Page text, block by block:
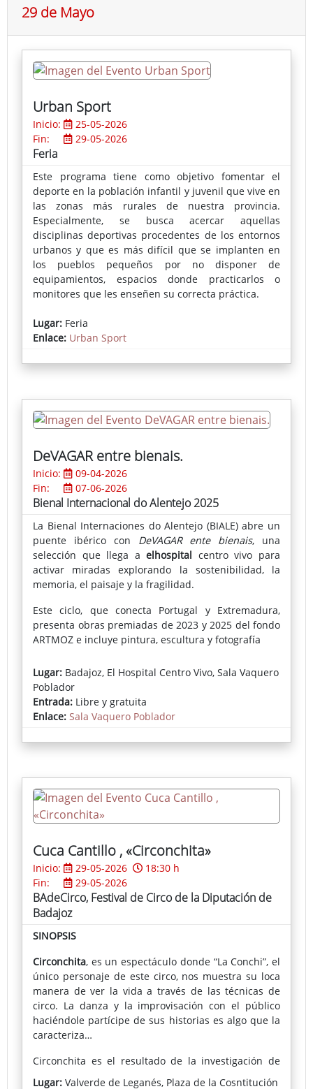
29 de Mayo
Urban Sport
Inicio:
25-05-2026
Fin:
29-05-2026
Feria
Este programa tiene como objetivo fomentar el
deporte en la población infantil y juvenil que vive en
las zonas más rurales de nuestra provincia.
Especialmente, se busca acercar aquellas
disciplinas deportivas procedentes de los entornos
urbanos y que es más difícil que se implanten en
los pueblos pequeños por no disponer de
equipamientos, espacios donde practicarlos o
monitores que les enseñen su correcta práctica.
En cada localidad se instala una pista deportiva
portátil donde se puede practicar skate, voleibol,
actividades muy demandadas por los más jóvenes.
Ayuntamiento o en la propia pista el día del evento.
Lugar: Feria
Enlace: Urban Sport
DeVAGAR entre bienais.
Inicio:
09-04-2026
Fin:
07-06-2026
Bienal Internacional do Alentejo 2025
La Bienal Internaciones do Alentejo (BIALE) abre un
puente ibérico con DeVAGAR ente bienais, una
selección que llega aelhospital centro vivo para
activar miradas explorando la sostenibilidad, la
memoria, el paisaje y la fragilidad.
Este ciclo, que conecta Portugal y Extremadura,
presenta obras premiadas de 2023 y 2025 del fondo
ARTMOZ e incluye pintura, escultura y fotografía
con técnicas que van de la pintura y la escultura a la
fotografía y el objeto, trazando un recorrido por
materiales y relatos arraigados en el Alentejo. La
muestra incluye la obra de tres artistas pacenses:
despacio, escuchar al territorio y reconocer en él sus
cicatrices y transformaciones.
Lugar: Badajoz, El Hospital Centro Vivo, Sala Vaquero
Poblador
Entrada: Libre y gratuita
Enlace: Sala Vaquero Poblador
Cuca Cantillo , «Circonchita»
Inicio: 29-05-2026
18:30 h
Fin:
29-05-2026
BAdeCirco, Festival de Circo de la Diputación de
Badajoz
SINOPSIS
Circonchita, es un espectáculo donde “La Conchi”, el
único personaje de este circo, nos muestra su loca
manera de ver la vida a través de las técnicas de
circo. La danza y la improvisación con el público
haciéndole partícipe de sus historias es algo que la
caracteriza…
Circonchita es el resultado de la investigación de
Lugar: Valverde de Leganés, Plaza de la Cosntitución